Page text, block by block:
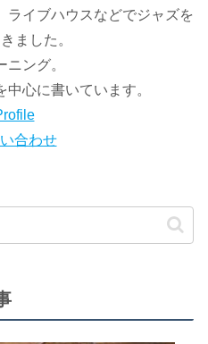
ライブハウスなどでジャズを
ました。
ング。
心に書いています。
合わせ